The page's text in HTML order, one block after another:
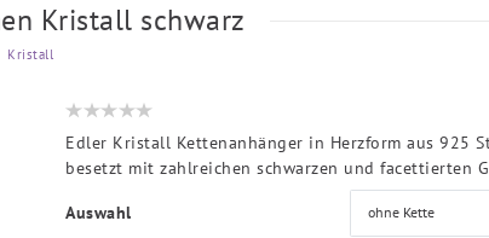
Kristall schwarz
Kristall
Edler Kristall Kettenanhänger in Herzform aus 925
besetzt mit zahlreichen schwarzen und facettierten
Auswahl